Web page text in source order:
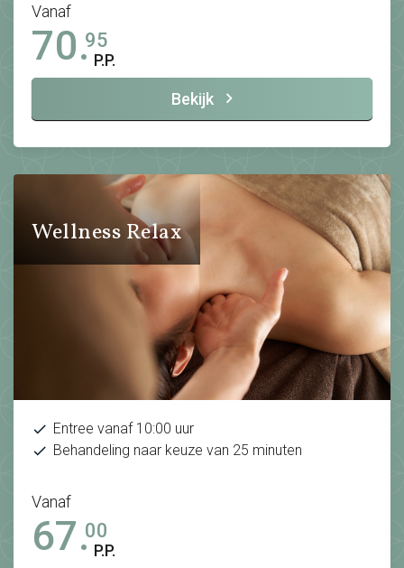
Vanaf
70.95
P.P.
Bekijk
Wellness Relax
Entree vanaf 10:00 uur
Behandeling naar keuze van 25 minuten
Vanaf
67.00
P.P.